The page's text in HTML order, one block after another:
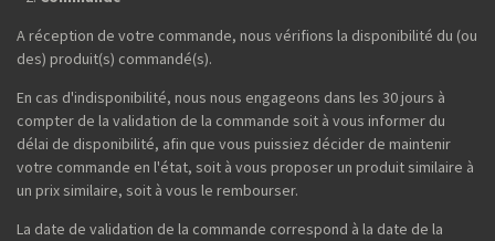
A réception de votre commande, nous vérifions la disponibilité du (ou
des) produit(s) commandé(s).
En cas d'indisponibilité, nous nous engageons dans les 30 jours à
compter de la validation de la commande soit à vous informer du
délai de disponibilité, afin que vous puissiez décider de maintenir
votre commande en l'état, soit à vous proposer un produit similaire à
un prix similaire, soit à vous le rembourser.
La date de validation de la commande correspond à la date de la